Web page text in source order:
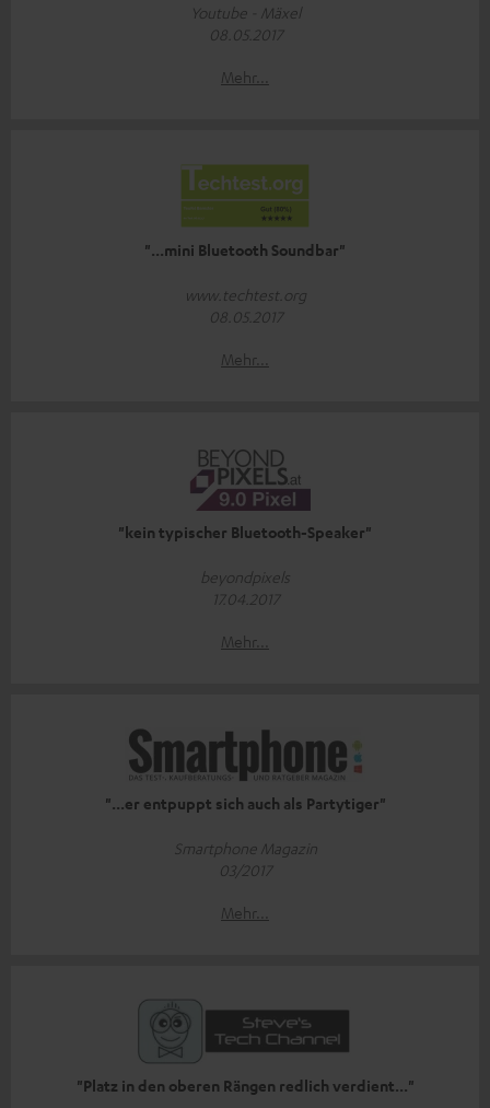
Youtube - Mäxel
08.05.2017
Mehr...
"...mini Bluetooth Soundbar"
www.techtest.org
08.05.2017
Mehr...
"kein typischer Bluetooth-Speaker"
beyondpixels
17.04.2017
Mehr...
"...er entpuppt sich auch als Partytiger"
Smartphone Magazin
03/2017
Mehr...
"Platz in den oberen Rängen redlich verdient..."